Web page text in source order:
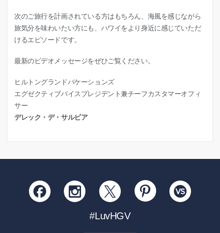
次のご旅行を計画されている方はもちろん、海風を感じながら
旅気分を味わいたい方にも、ハワイをより身近に感じていただ
けるエピソードです。
最新のビデオメッセージをぜひご覧ください。
ヒルトングランドバケーションズ
エグゼクティブバイスプレジデント兼チーフカスタマーオフィ
サー
デレック・デ・サルビア
#LuvHGV